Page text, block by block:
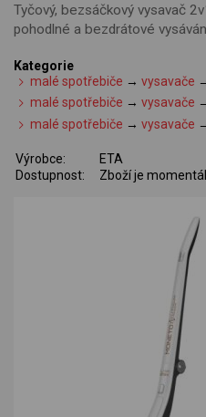
Tyčový, bezsáčkový vysavač
pohodlné a bezdrátové
Kategorie
malé spotřebiče →vysavače
malé spotřebiče →vysavače
malé spotřebiče →vysavače
Výrobce:
ETA
Dostupnost:
Zboží je